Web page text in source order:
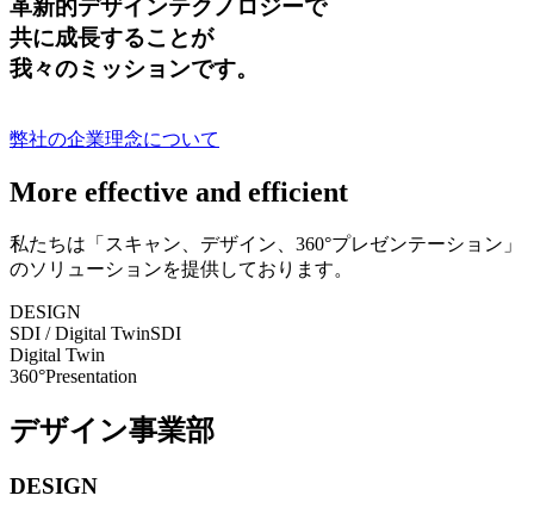
革新的デザインテクノロジーで
共に成長することが
我々のミッションです。
弊社の企業理念について
More effective and efficient
私たちは「スキャン、デザイン、360°プレゼンテーション」
のソリューションを提供しております。
DESIGN
SDI / Digital TwinSDI
Digital Twin
360°Presentation
デザイン事業部
DESIGN